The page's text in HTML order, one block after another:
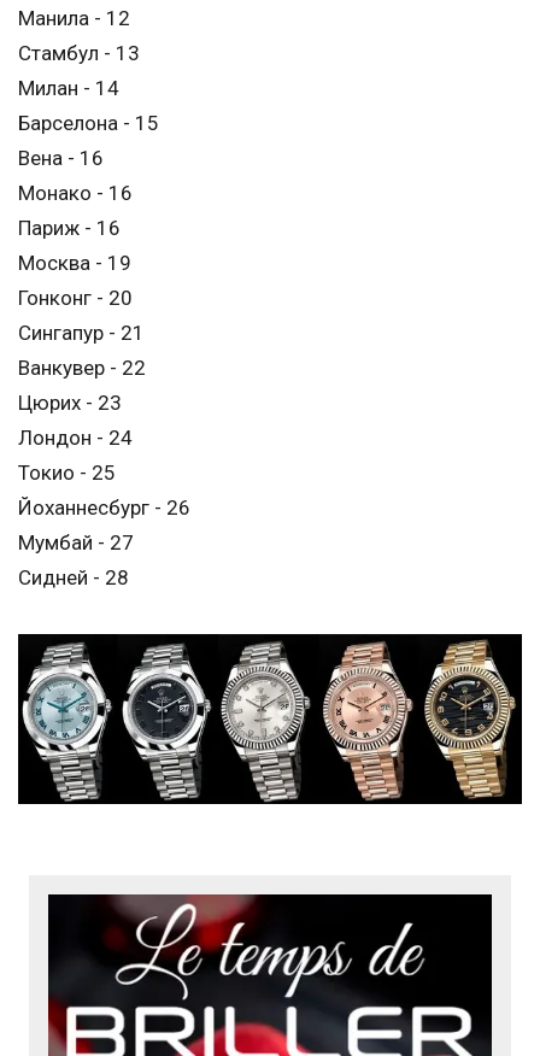
Манила - 12
Стамбул - 13
Милан - 14
Барселона - 15
Вена - 16
Монако - 16
Париж - 16
Москва - 19
Гонконг - 20
Сингапур - 21
Ванкувер - 22
Цюрих - 23
Лондон - 24
Токио - 25
Йоханнесбург - 26
Мумбай - 27
Сидней - 28